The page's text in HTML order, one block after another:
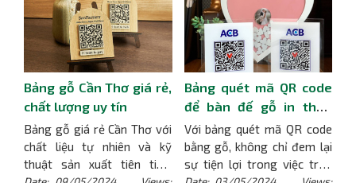
thể hiện phong cách và cá
tính độc đáo của riêng bạn.
[Chi tiết]
Bảng gỗ Cần Thơ giá rẻ,
chất lượng uy tín
Bảng gỗ giá rẻ Cần Thơ với
chất liệu tự nhiên và kỹ
thuật sản xuất tiên tiến,
Bảng quét mã QR code
để bàn đế gỗ in theo
yêu cầu
Với bảng quét mã QR code
bằng gỗ, không chỉ đem lại
sự tiện lợi trong việc truy